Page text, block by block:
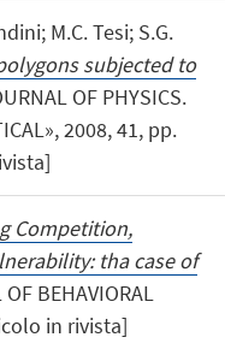
M.C. Tesi; S.G.
subjected to
OF PHYSICS.
2008, 41, pp.
Competition,
tha case of
BEHAVIORAL
in rivista]